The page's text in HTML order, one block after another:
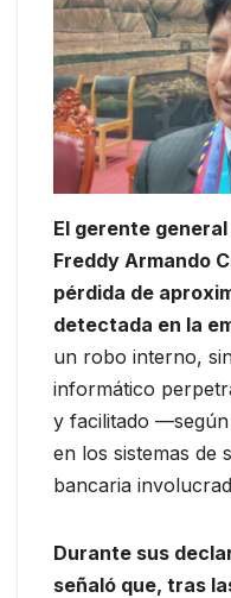
El gerente general
Freddy Armando
pérdida de
detectada en la
un robo interno,
informático
y facilitado
en los sistemas de
bancaria
Durante sus
señaló que, tras